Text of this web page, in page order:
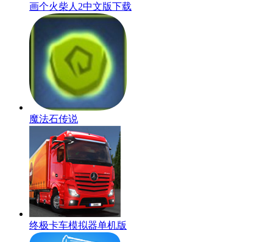
画个火柴人2中文版下载
魔法石传说
终极卡车模拟器单机版